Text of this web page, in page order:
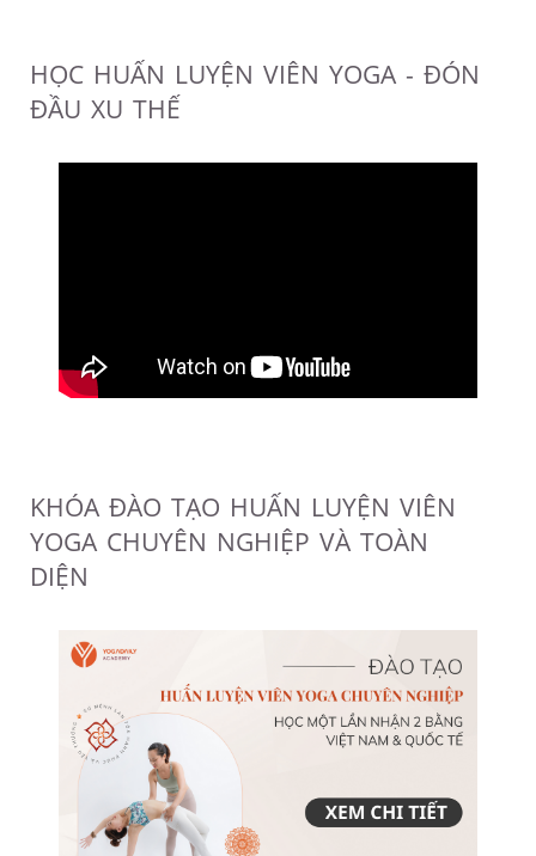
HỌC HUẤN LUYỆN VIÊN YOGA - ĐÓN
ĐẦU XU THẾ
KHÓA ĐÀO TẠO HUẤN LUYỆN VIÊN
YOGA CHUYÊN NGHIỆP VÀ TOÀN
DIỆN